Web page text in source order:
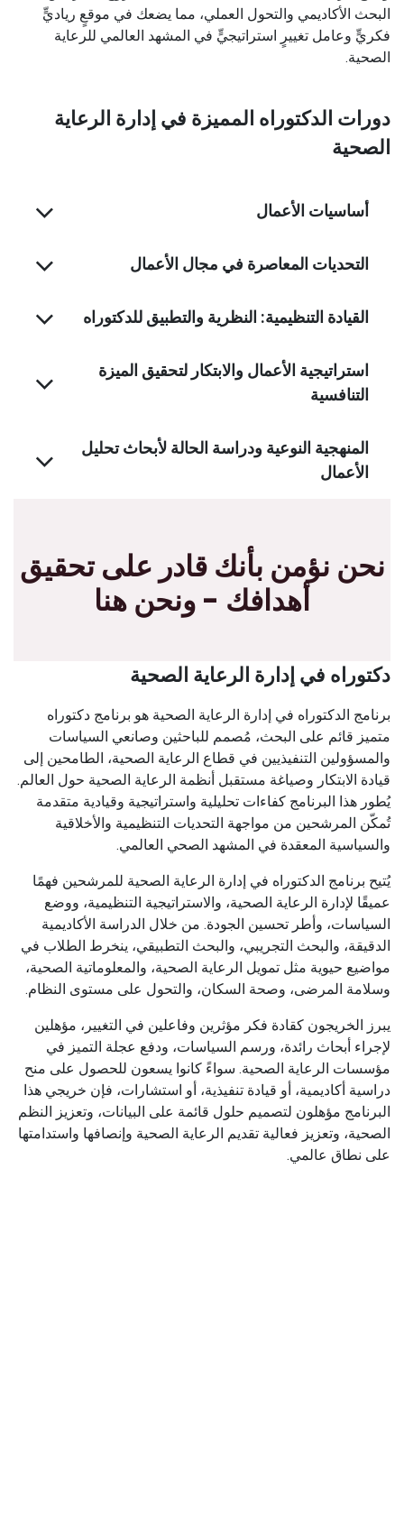
البحث الأكاديمي والتحول العملي، مما يضعك في موقعٍ رياديٍّ
فكريٍّ وعامل تغييرٍ استراتيجيٍّ في المشهد العالمي للرعاية
الصحية.
دورات الدكتوراه المميزة في إدارة الرعاية
الصحية
أساسيات الأعمال
التحديات المعاصرة في مجال الأعمال
القيادة التنظيمية: النظرية والتطبيق للدكتوراه
استراتيجية الأعمال والابتكار لتحقيق الميزة
التنافسية
المنهجية النوعية ودراسة الحالة لأبحاث تحليل
الأعمال
نحن نؤمن بأنك قادر على تحقيق
أهدافك - ونحن هنا
دكتوراه في إدارة الرعاية الصحية
برنامج الدكتوراه في إدارة الرعاية الصحية هو برنامج دكتوراه
متميز قائم على البحث، مُصمم للباحثين وصانعي السياسات
والمسؤولين التنفيذيين في قطاع الرعاية الصحية، الطامحين إلى
قيادة الابتكار وصياغة مستقبل أنظمة الرعاية الصحية حول العالم.
يُطور هذا البرنامج كفاءات تحليلية واستراتيجية وقيادية متقدمة
تُمكّن المرشحين من مواجهة التحديات التنظيمية والأخلاقية
والسياسية المعقدة في المشهد الصحي العالمي.
يُتيح برنامج الدكتوراه في إدارة الرعاية الصحية للمرشحين فهمًا
عميقًا لإدارة الرعاية الصحية، والاستراتيجية التنظيمية، ووضع
السياسات، وأطر تحسين الجودة. من خلال الدراسة الأكاديمية
الدقيقة، والبحث التجريبي، والبحث التطبيقي، ينخرط الطلاب في
مواضيع حيوية مثل تمويل الرعاية الصحية، والمعلوماتية الصحية،
وسلامة المرضى، وصحة السكان، والتحول على مستوى النظام.
يبرز الخريجون كقادة فكر مؤثرين وفاعلين في التغيير، مؤهلين
لإجراء أبحاث رائدة، ورسم السياسات، ودفع عجلة التميز في
مؤسسات الرعاية الصحية. سواءً كانوا يسعون للحصول على منح
دراسية أكاديمية، أو قيادة تنفيذية، أو استشارات، فإن خريجي هذا
البرنامج مؤهلون لتصميم حلول قائمة على البيانات، وتعزيز النظم
الصحية، وتعزيز فعالية تقديم الرعاية الصحية وإنصافها واستدامتها
على نطاق عالمي.